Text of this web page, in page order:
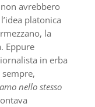
avrebbero
platonica
la
Eppure
in erba
nello stesso